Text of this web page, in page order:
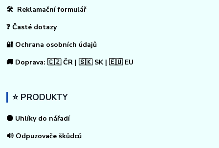
🛠 Reklamační formulář
❓ Časté dotazy
🔐 Ochrana osobních údajů
🚚 Doprava: 🇨🇿 ČR | 🇸🇰 SK | 🇪🇺 EU
⭐ PRODUKTY
⚫ Uhlíky do nářadí
🔊 Odpuzovače škůdců